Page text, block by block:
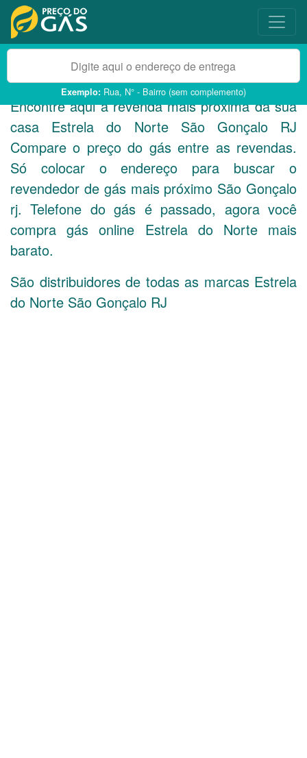
Exemplo: Rua, N° - Bairro (sem complemento)
Encontre aqui a revenda mais próxima da sua
casa Estrela do Norte São Gonçalo RJ
Compare o preço do gás entre as revendas.
Só colocar o endereço para buscar o
revendedor de gás mais próximo São Gonçalo
rj. Telefone do gás é passado, agora você
compra gás online Estrela do Norte mais
barato.
São distribuidores de todas as marcas Estrela
do Norte São Gonçalo RJ